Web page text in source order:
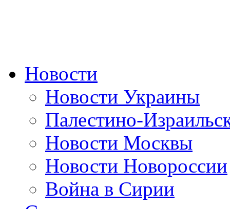
Новости
Новости Украины
Палестино-
Новости Москвы
Новости Новороссии
Война в Сирии